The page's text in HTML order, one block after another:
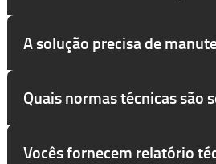
A solução precisa de
Quais normas técnicas são
Vocês fornecem relatório